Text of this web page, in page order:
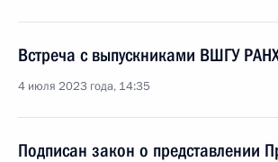
Встреча с выпускниками ВШГУ
4 июля 2023 года, 14:35
Подписан закон о представлении